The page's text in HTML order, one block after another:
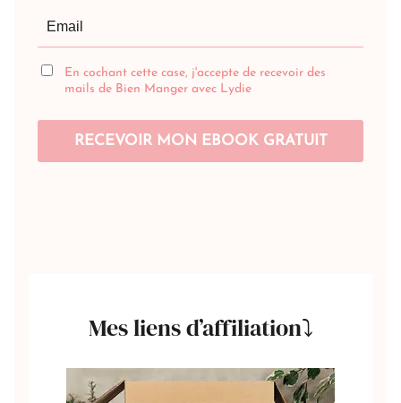
Mes liens d’affiliation⤵️